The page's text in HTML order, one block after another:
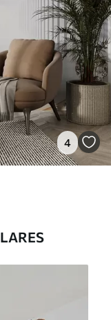
4